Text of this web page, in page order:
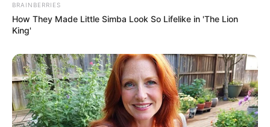
BRAINBERRIES
How They Made Little Simba Look So Lifelike in 'The Lion
King'